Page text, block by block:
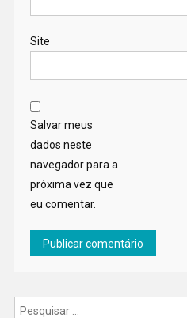
Site
Salvar meus
dados neste
navegador para a
próxima vez que
eu comentar.